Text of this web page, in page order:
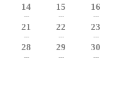
14
---
15
---
16
---
21
---
22
---
23
---
28
---
29
---
30
---